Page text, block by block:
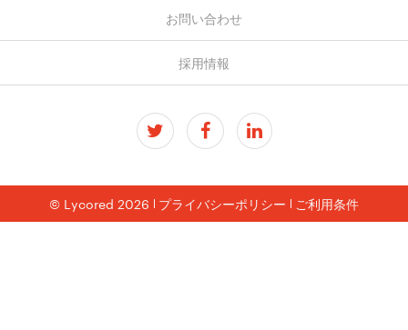
お問い合わせ
採用情報
© Lycored 2026 プライバシーポリシー ご利用条件